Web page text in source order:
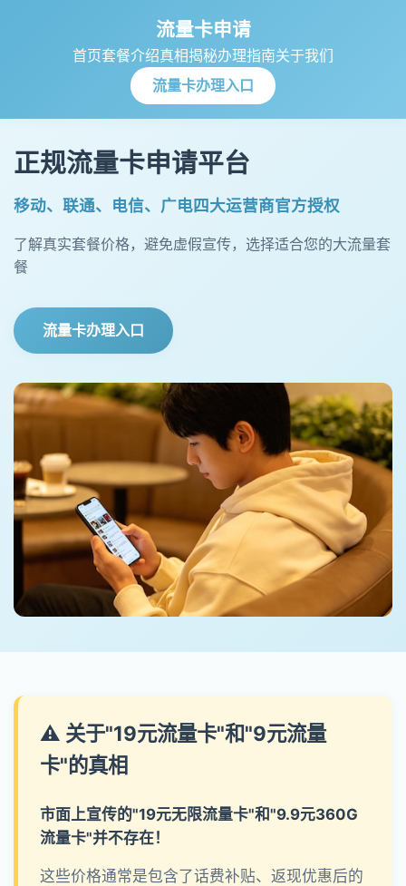
流量卡申请
首页套餐介绍真相揭秘办理指南关于我们
流量卡办理入口
正规流量卡申请平台
移动、联通、电信、广电四大运营商官方授权
了解真实套餐价格，避免虚假宣传，选择适合您的大流量套
餐
流量卡办理入口
⚠️ 关于"19元流量卡"和"9元流量
卡"的真相
市面上宣传的"19元无限流量卡"和"9.9元360G
流量卡"并不存在！
这些价格通常是包含了话费补贴、返现优惠后的